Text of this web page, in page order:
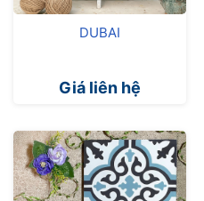
DUBAI
Giá liên hệ